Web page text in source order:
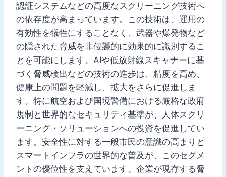
認証システムなどの高度なスクリーニング技術へ
の依存度が高まっています。この技術は、運用の
有効性を犠牲にすることなく、武器や爆発物など
の隠された脅威を非侵襲的に効果的に識別するこ
とを可能にします。AIや低放射線スキャナーに基
づく脅威検出などの技術の進歩は、精度を高め、
健康上の問題を軽減し、拡大をさらに促進しま
す。特に航空および国境警備における厳格な政府
規制と世界的なセキュリティ基準が、人体スクリ
ーニング・ソリューションへの投資を促進してい
ます。安全性に対する一般市民の意識の高まりと
スマートインフラの世界的な普及が、このセグメ
ントの優位性を支えています。企業が現存する脅